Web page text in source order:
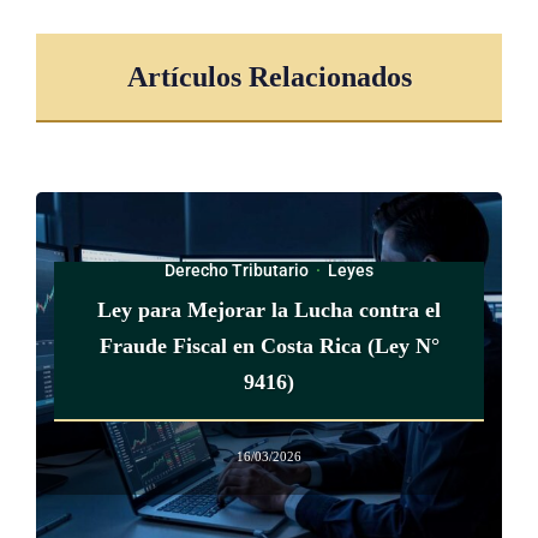
Valoración de adecuada sustancia económica.
Se considerará que existe una adecuada sustancia económica
para aquellas rentas que cumplan con las siguientes
condiciones simultáneamente:
a) Emplea recursos humanos acordes en número,
de inversión y cuenta con recursos o infraestructura
adecuados para el desarrollo de esta actividad en territorio
nacional.
Artículos Relacionados
Derecho Tributario · Leyes
Ley para Mejorar la Lucha contra el
Fraude Fiscal en Costa Rica (Ley N°
9416)
16/03/2026